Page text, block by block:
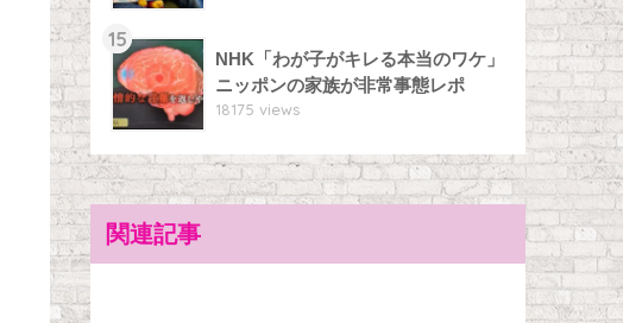
15
NHK「わが子がキレる本当のワケ」
ニッポンの家族が非常事態レポ
18175 views
関連記事